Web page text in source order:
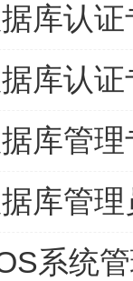
库认
库认
库管
库管
系统